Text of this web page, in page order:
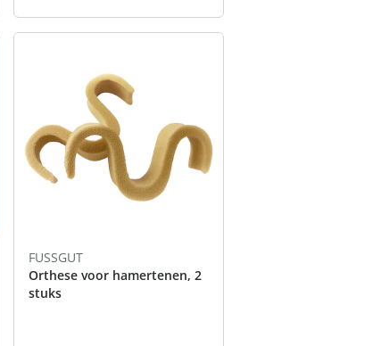
FUSSGUT
Orthese voor hamertenen, 2
stuks